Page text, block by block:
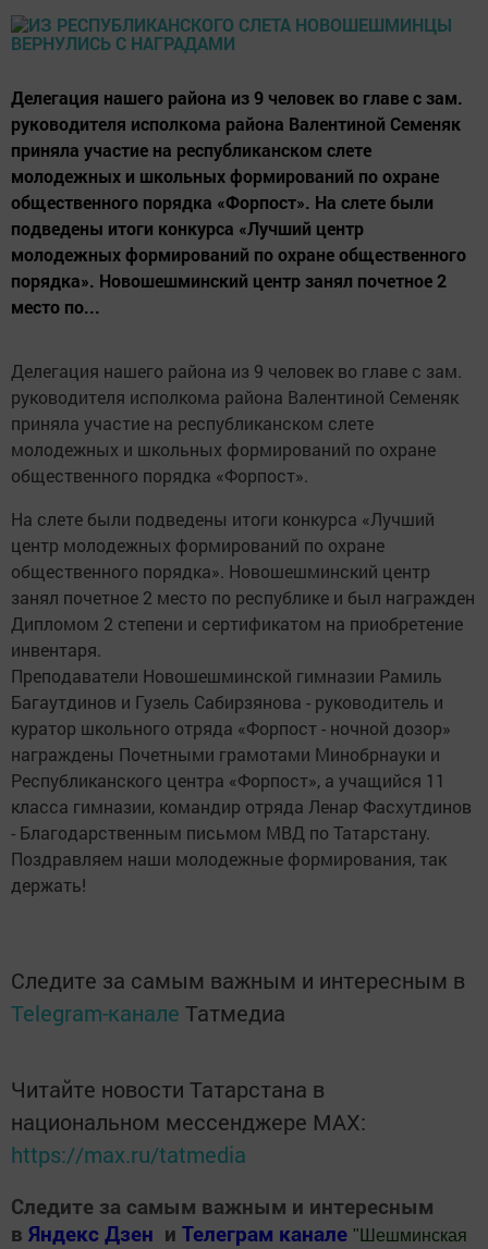
Делегация нашего района из 9 человек во главе с зам.
руководителя исполкома района Валентиной Семеняк
приняла участие на республиканском слете
молодежных и школьных формирований по охране
общественного порядка «Форпост». На слете были
подведены итоги конкурса «Лучший центр
молодежных формирований по охране общественного
порядка». Новошешминский центр занял почетное 2
место по...
Делегация нашего района из 9 человек во главе с зам.
руководителя исполкома района Валентиной Семеняк
приняла участие на республиканском слете
молодежных и школьных формирований по охране
общественного порядка «Форпост».
На слете были подведены итоги конкурса «Лучший
центр молодежных формирований по охране
общественного порядка». Новошешминский центр
занял почетное 2 место по республике и был награжден
Дипломом 2 степени и сертификатом на приобретение
инвентаря.
Преподаватели Новошешминской гимназии Рамиль
Багаутдинов и Гузель Сабирзянова - руководитель и
куратор школьного отряда «Форпост - ночной дозор»
награждены Почетными грамотами Минобрнауки и
Республиканского центра «Форпост», а учащийся 11
класса гимназии, командир отряда Ленар Фасхутдинов
- Благодарственным письмом МВД по Татарстану.
Поздравляем наши молодежные формирования, так
держать!
Следите за самым важным и интересным в
Telegram-канале Татмедиа
Читайте новости Татарстана в
национальном мессенджере MАХ:
https://max.ru/tatmedia
Следите за самым важным и интересным
в Яндекс Дзен и Телеграм канале " Шешминская